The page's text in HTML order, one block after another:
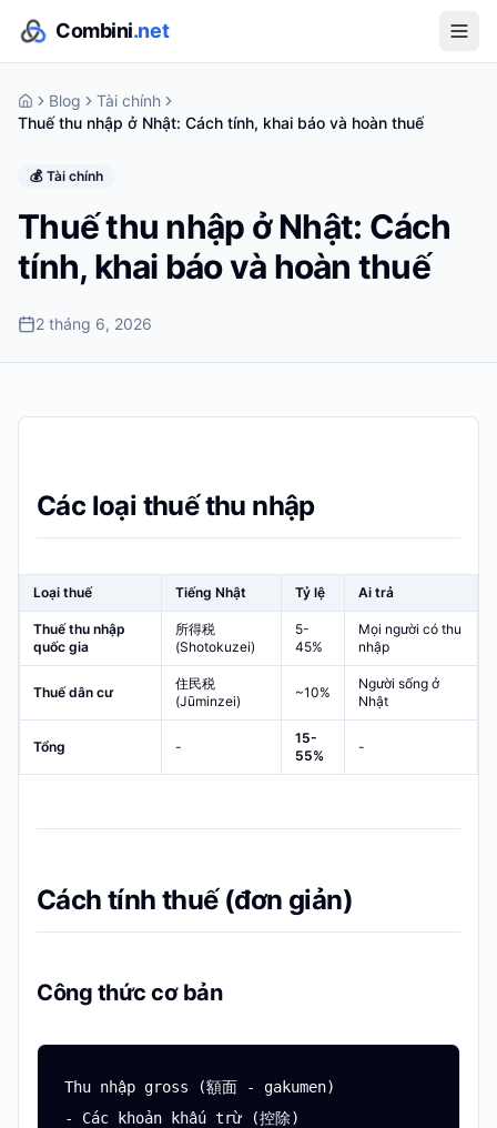
Combini.net
Blog
Tài chính
Thuế thu nhập ở Nhật: Cách tính, khai báo và hoàn thuế
💰 Tài chính
Thuế thu nhập ở Nhật: Cách
tính, khai báo và hoàn thuế
2 tháng 6, 2026
Các loại thuế thu nhập
Loại thuế Tiếng Nhật Tỷ lệ Ai trả
Thuế thu nhập
quốc gia
所得税
(Shotokuzei)
5-
45%
Mọi người có thu
nhập
Thuế dân cư
住民税
(Jūminzei)
~10%
Người sống ở
Nhật
Tổng -
15-
55%
-
Cách tính thuế (đơn giản)
Công thức cơ bản
Thu nhập gross (額面 - gakumen)
- Các khoản khấu trừ (控除)